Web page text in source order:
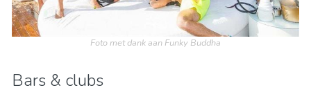
Foto met dank aan Funky Buddha
Bars & clubs